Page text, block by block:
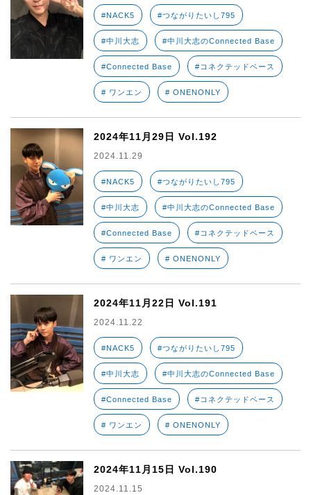
#NACK5 #つながりたいし795
#中川大志 #中川大志のConnected Base
#Connected Base #コネクテッドベース
# ワンエン # ONENONLY
2024年11月29日 Vol.192
2024.11.29
#NACK5 #つながりたいし795
#中川大志 #中川大志のConnected Base
#Connected Base #コネクテッドベース
# ワンエン # ONENONLY
2024年11月22日 Vol.191
2024.11.22
#NACK5 #つながりたいし795
#中川大志 #中川大志のConnected Base
#Connected Base #コネクテッドベース
# ワンエン # ONENONLY
2024年11月15日 Vol.190
2024.11.15